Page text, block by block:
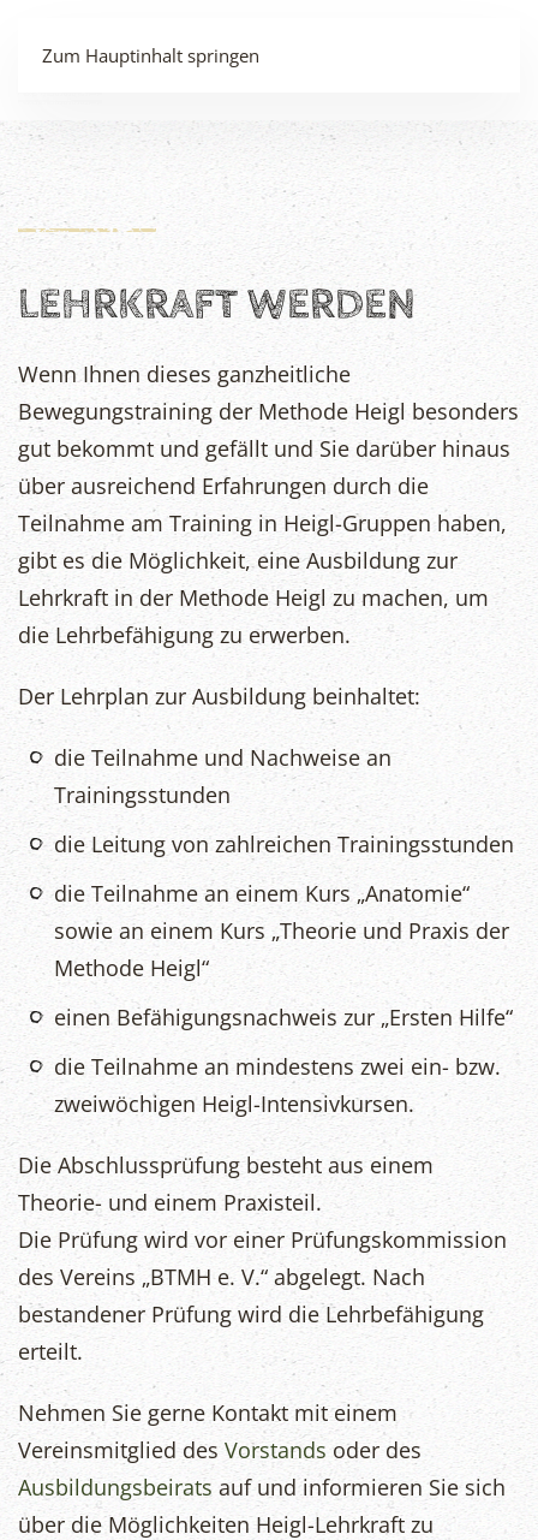
Zum Hauptinhalt springen
MENÜ
LEHRKRAFT WERDEN
Wenn Ihnen dieses ganzheitliche
Bewegungstraining der Methode Heigl besonders
gut bekommt und gefällt und Sie darüber hinaus
über ausreichend Erfahrungen durch die
Teilnahme am Training in Heigl-Gruppen haben,
gibt es die Möglichkeit, eine Ausbildung zur
Lehrkraft in der Methode Heigl zu machen, um
die Lehrbefähigung zu erwerben.
Der Lehrplan zur Ausbildung beinhaltet:
die Teilnahme und Nachweise an
Trainingsstunden
die Leitung von zahlreichen Trainingsstunden
die Teilnahme an einem Kurs „Anatomie“
sowie an einem Kurs „Theorie und Praxis der
Methode Heigl“
einen Befähigungsnachweis zur „Ersten Hilfe“
die Teilnahme an mindestens zwei ein- bzw.
zweiwöchigen Heigl-Intensivkursen.
Die Abschlussprüfung besteht aus einem
Theorie- und einem Praxisteil.
Die Prüfung wird vor einer Prüfungskommission
des Vereins „BTMH e. V.“ abgelegt. Nach
bestandener Prüfung wird die Lehrbefähigung
erteilt.
Nehmen Sie gerne Kontakt mit einem
Vereinsmitglied des Vorstands oder des
Ausbildungsbeirats auf und informieren Sie sich
über die Möglichkeiten Heigl-Lehrkraft zu